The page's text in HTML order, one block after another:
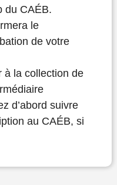
du CAÉB.
le
de votre
à la collection de
d’abord suivre
au CAÉB, si